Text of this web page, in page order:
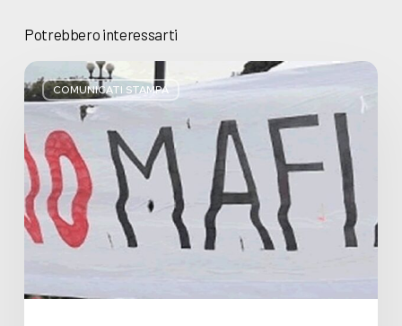
Potrebbero interessarti
COMUNICATI STAMPA
Basta
bugie,
Regione
Lombardia
pratica
l’antimafia
solo
a
parole